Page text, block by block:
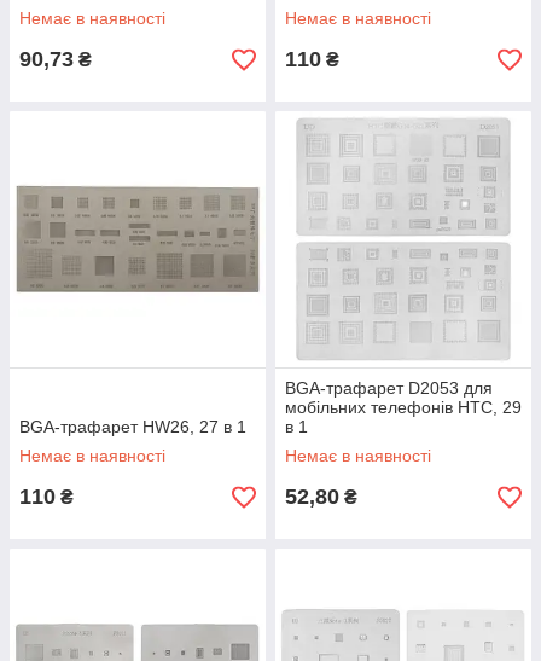
Немає в наявності
90,73 ₴
Немає в наявності
110 ₴
BGA-трафарет HW26, 27 в 1
Немає в наявності
110 ₴
BGA-трафарет D2053 для
мобільних телефонів HTC, 29
в 1
Немає в наявності
52,80 ₴